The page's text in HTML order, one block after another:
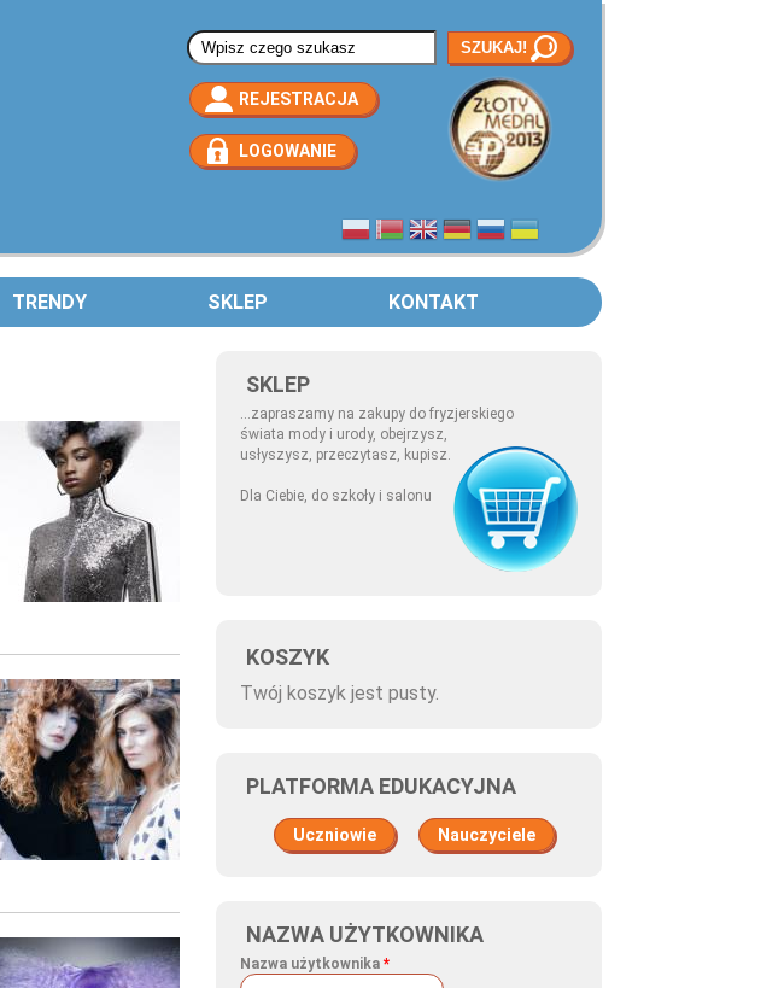
Formularz wyszukiwania
REJESTRACJA
LOGOWANIE
TRENDY SKLEP KONTAKT
SKLEP
...zapraszamy na zakupy do fryzjerskiego
świata mody i urody, obejrzysz,
usłyszysz, przeczytasz, kupisz.
Dla Ciebie, do szkoły i salonu
KOSZYK
Twój koszyk jest pusty.
PLATFORMA EDUKACYJNA
Uczniowie Nauczyciele
NAZWA UŻYTKOWNIKA
Nazwa użytkownika *